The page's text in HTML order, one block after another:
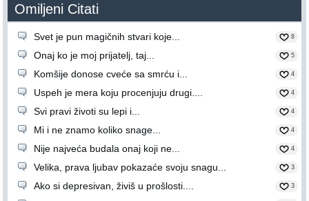
Omiljeni Citati
Svet je pun magičnih stvari koje... 8
Onaj ko je moj prijatelj, taj... 5
Komšije donose cveće sa smrću i... 4
Uspeh je mera koju procenjuju drugi.... 4
Svi pravi životi su lepi i... 4
Mi i ne znamo koliko snage... 4
Nije najveća budala onaj koji ne... 4
Velika, prava ljubav pokazaće svoju snagu... 3
Ako si depresivan, živiš u prošlosti.... 3